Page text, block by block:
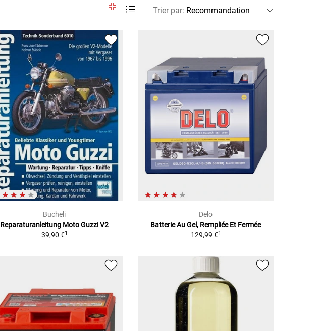
Trier par:
Bucheli
Reparaturanleitung Moto Guzzi V2
39,90 €1
Delo
Batterie Au Gel, Rempliée Et Fermée
129,99 €1